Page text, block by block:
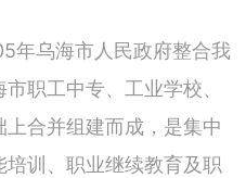
年乌海市人民政府整合我
职工中专、工业学校、
合并组建而成，是集中
训、职业继续教育及职